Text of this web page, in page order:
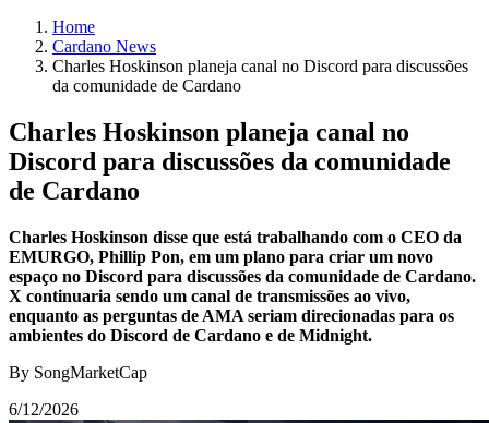
Home
Cardano News
Charles Hoskinson planeja canal no Discord para discussões
da comunidade de Cardano
Charles Hoskinson planeja canal no
Discord para discussões da comunidade
de Cardano
Charles Hoskinson disse que está trabalhando com o CEO da
EMURGO, Phillip Pon, em um plano para criar um novo
espaço no Discord para discussões da comunidade de Cardano.
X continuaria sendo um canal de transmissões ao vivo,
enquanto as perguntas de AMA seriam direcionadas para os
ambientes do Discord de Cardano e de Midnight.
By SongMarketCap
6/12/2026